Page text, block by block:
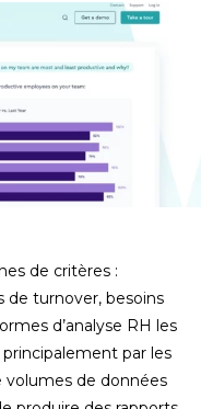
de critères :
de turnover, besoins
d’analyse RH les
par les
volumes de données